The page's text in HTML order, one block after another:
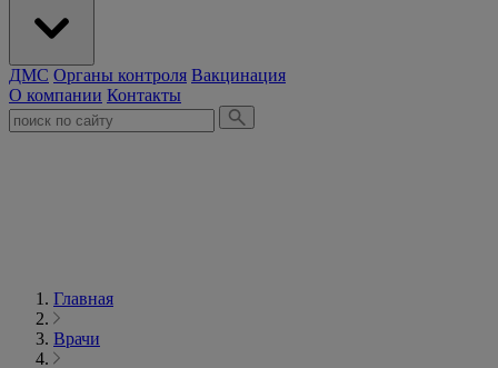
ДМС Органы контроля Вакцинация
О компании Контакты
Главная
Врачи